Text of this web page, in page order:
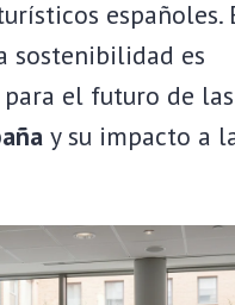
españoles.
sostenibilidad es
el futuro de las
y su impacto a